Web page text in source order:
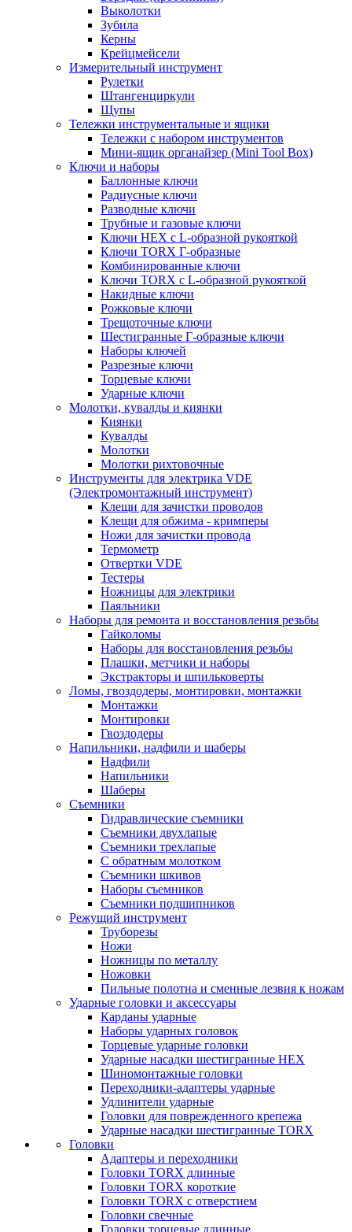
Выколотки
Зубила
Керны
Крейцмейсели
Измерительный инструмент
Рулетки
Штангенциркули
Щупы
Тележки инструментальные и ящики
Тележки с набором инструментов
Мини-ящик органайзер (Mini Tool Box)
Ключи и наборы
Баллонные ключи
Радиусные ключи
Разводные ключи
Трубные и газовые ключи
Ключи HEX с L-образной рукояткой
Ключи TORX Г-образные
Комбинированные ключи
Ключи TORX с L-образной рукояткой
Накидные ключи
Рожковые ключи
Трещоточные ключи
Шестигранные Г-образные ключи
Наборы ключей
Разрезные ключи
Торцевые ключи
Ударные ключи
Молотки, кувалды и киянки
Киянки
Кувалды
Молотки
Молотки рихтовочные
Инструменты для электрика VDE
(Электромонтажный инструмент)
Клещи для зачистки проводов
Клещи для обжима - кримперы
Ножи для зачистки провода
Термометр
Отвертки VDE
Тестеры
Ножницы для электрики
Паяльники
Наборы для ремонта и восстановления резьбы
Гайколомы
Наборы для восстановления резьбы
Плашки, метчики и наборы
Экстракторы и шпильковерты
Ломы, гвоздодеры, монтировки, монтажки
Монтажки
Монтировки
Гвоздодеры
Напильники, надфили и шаберы
Надфили
Напильники
Шаберы
Съемники
Гидравлические съемники
Съемники двухлапые
Съемники трехлапые
С обратным молотком
Съемники шкивов
Наборы съемников
Съемники подшипников
Режущий инструмент
Труборезы
Ножи
Ножницы по металлу
Ножовки
Пильные полотна и сменные лезвия к ножам
Ударные головки и аксессуары
Карданы ударные
Наборы ударных головок
Торцевые ударные головки
Ударные насадки шестигранные HEX
Шиномонтажные головки
Переходники-адаптеры ударные
Удлинители ударные
Головки для поврежденного крепежа
Ударные насадки шестигранные TORX
Головки
Адаптеры и переходники
Головки TORX длинные
Головки TORX короткие
Головки TORX с отверстием
Головки свечные
Головки торцевые длинные